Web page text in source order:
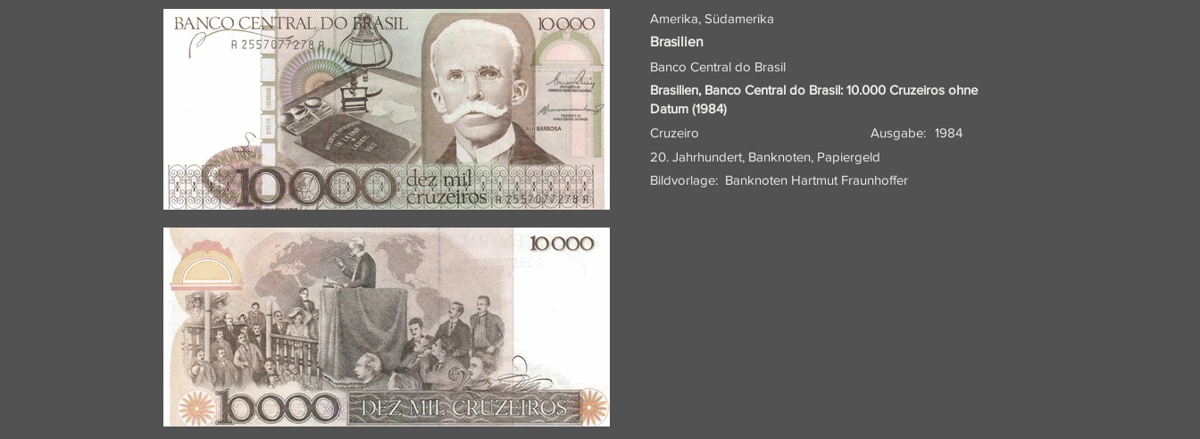
Amerika, Südamerika
Brasilien
Banco Central do Brasil
Brasilien, Banco Central do Brasil: 10.000 Cruzeiros ohne
Datum (1984)
Cruzeiro
Ausgabe: 1984
20. Jahrhundert, Banknoten, Papiergeld
Bildvorlage: Banknoten Hartmut Fraunhoffer